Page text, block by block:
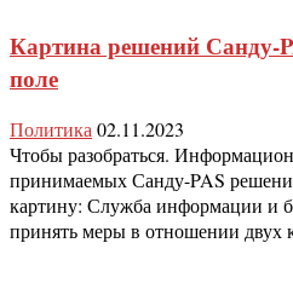
Картина решений Санду-
поле
Политика02.11.2023
Чтобы разобраться.
принимаемых Санду-PAS
картину: Служба информации и
принять меры в отношении двух